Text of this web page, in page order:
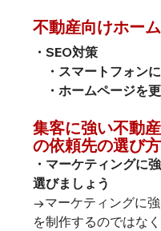
不動産向けホー
・SEO対策
・スマートフォン
・ホームページを
集客に強い不動
の依頼先の選び方
・マーケティングに
→マーケティングに
を制作するのではなく